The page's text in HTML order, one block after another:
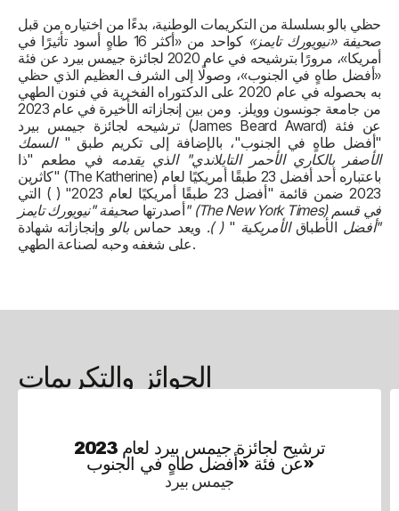
حظي بالو بسلسلة من التكريمات الوطنية، بدءًا من اختياره من قبل
صحيفة «نيويورك تايمز»
كواحد من «أكثر 16 طاهٍ أسود تأثيرًا في
أمريكا»، مرورًا بترشيحه في عام 2020 لجائزة جيمس بيرد عن فئة
«أفضل طاهٍ في الجنوب»، وصولًا إلى الشرف العظيم الذي حظي
به بحصوله في عام 2020 على الدكتوراه الفخرية في فنون الطهي
من جامعة جونسون وويلز. ومن بين إنجازاته الأخيرة في عام 2023
ترشيحه لجائزة جيمس بيرد (James Beard Award) عن فئة
"أفضل طاهٍ في الجنوب"، بالإضافة إلى تكريم طبق " السمك
الأصفر بالكاري الأحمر التايلاندي" الذي يقدمه في مطعم "ذا
كاثرين" (The Katherine) باعتباره أحد أفضل 23 طبقًا أمريكيًا لعام
2023 ضمن قائمة "أفضل 23 طبقًا أمريكيًا لعام 2023" (
) التي
أصدرتهاصحيفة "نيويورك تايمز" (The New York Times) في قسم
"أفضل الأطباقالأمريكية "
(
). ويعد حماسبالو وإنجازاته شهادة
على شغفه وحبه لصناعة الطهي.
الجوائز والتكريمات
ترشيح لجائزة جيمس بيرد لعام 2023
عن فئة «أفضل طاهٍ في الجنوب»
جيمس بيرد